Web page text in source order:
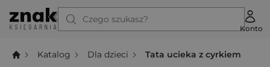
Czego szukasz?
Konto
Katalog Dla dzieci Tata ucieka z cyrkiem